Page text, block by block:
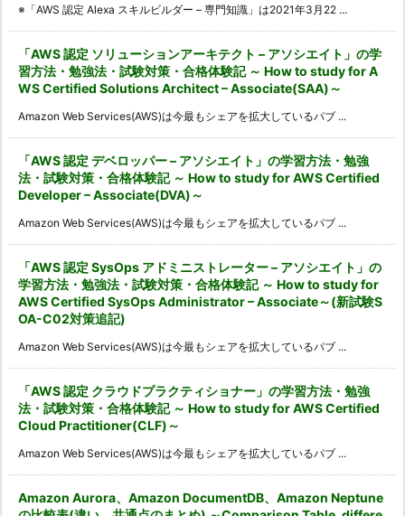
※「AWS 認定 Alexa スキルビルダー – 専門知識」は2021年3月22 ...
「AWS 認定 ソリューションアーキテクト – アソシエイト」の学
習方法・勉強法・試験対策・合格体験記 ～ How to study for A
WS Certified Solutions Architect – Associate(SAA)～
Amazon Web Services(AWS)は今最もシェアを拡大しているパブ ...
「AWS 認定 デベロッパー – アソシエイト」の学習方法・勉強
法・試験対策・合格体験記 ～ How to study for AWS Certified
Developer – Associate(DVA)～
Amazon Web Services(AWS)は今最もシェアを拡大しているパブ ...
「AWS 認定 SysOps アドミニストレーター – アソシエイト」の
学習方法・勉強法・試験対策・合格体験記 ～ How to study for
AWS Certified SysOps Administrator – Associate～(新試験S
OA-C02対策追記)
Amazon Web Services(AWS)は今最もシェアを拡大しているパブ ...
「AWS 認定 クラウドプラクティショナー」の学習方法・勉強
法・試験対策・合格体験記 ～ How to study for AWS Certified
Cloud Practitioner(CLF)～
Amazon Web Services(AWS)は今最もシェアを拡大しているパブ ...
Amazon Aurora、Amazon DocumentDB、Amazon Neptune